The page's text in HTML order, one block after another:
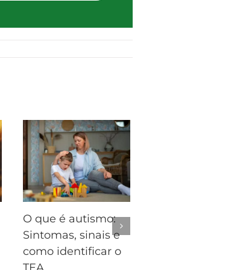
O que é autismo:
Sintomas, sinais e
como identificar o